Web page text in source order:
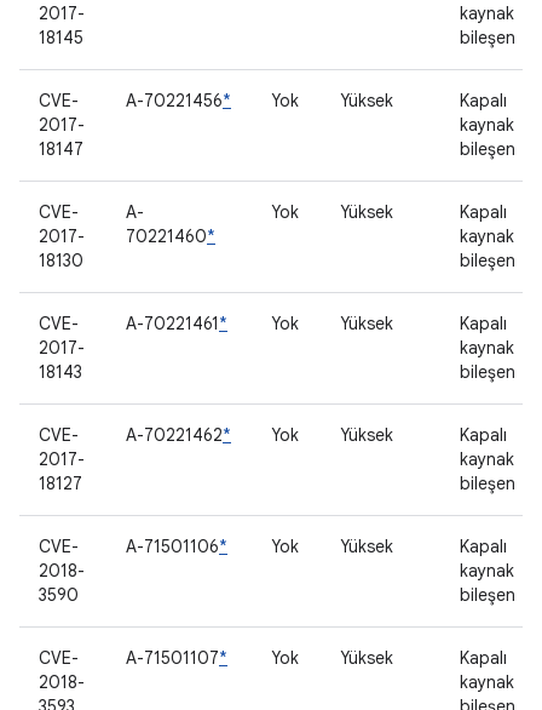
2017-
18145
kaynak
bileşen
CVE-
2017-
18147
A-70221456* Yok Yüksek
Kapalı
kaynak
bileşen
CVE-
2017-
18130
A-
70221460*
Yok Yüksek
Kapalı
kaynak
bileşen
CVE-
2017-
18143
A-70221461* Yok Yüksek
Kapalı
kaynak
bileşen
CVE-
2017-
18127
A-70221462* Yok Yüksek
Kapalı
kaynak
bileşen
CVE-
2018-
3590
A-71501106* Yok Yüksek
Kapalı
kaynak
bileşen
CVE-
2018-
A-71501107* Yok Yüksek
Kapalı
kaynak